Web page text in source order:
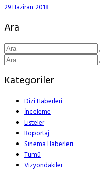
29 Haziran 2018
Ara
Kategoriler
Dizi Haberleri
İnceleme
Listeler
Röportaj
Sinema Haberleri
Tümü
Vizyondakiler